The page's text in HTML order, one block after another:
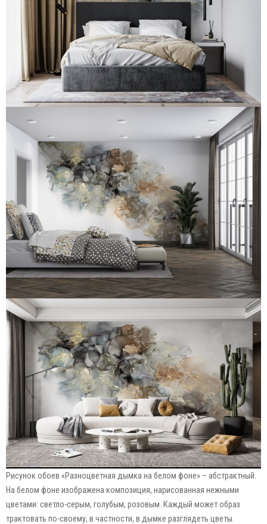
Рисунок обоев «Разноцветная дымка на белом фоне» – абстрактный.
На белом фоне изображена композиция, нарисованная нежными
цветами: светло-серым, голубым, розовым. Каждый может образ
трактовать по-своему, в частности, в дымке разглядеть цветы.